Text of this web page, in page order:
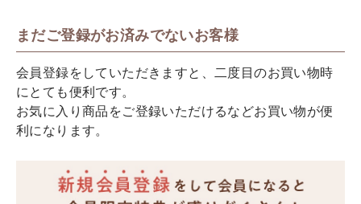
まだご登録がお済みでないお客様
会員登録をしていただきますと、二度目のお買い物時
にとても便利です。
お気に入り商品をご登録いただけるなどお買い物が便
利になります。